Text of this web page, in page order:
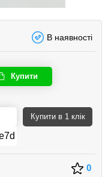
В наявності
Купити
Купити в 1 клік
0